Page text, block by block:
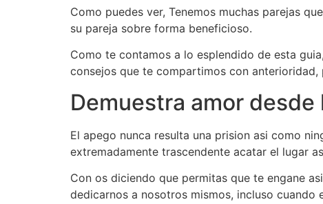
Como puedes ver, Tenemos muchas parejas
su pareja sobre forma beneficioso.
Como te contamos a lo esplendido de esta
consejos que te compartimos con
Demuestra amor desde
El apego nunca resulta una prision asi­ como
extremadamente trascendente acatar el lugar
Con os diciendo que permitas que te engane
dedicarnos a nosotros mismos, incluso cuando